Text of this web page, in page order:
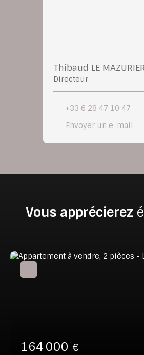
Thibaud LE
Directeur
+33 6 28 47 10 47
Envoyer un e-mail
Vous apprécierez
164 000 €